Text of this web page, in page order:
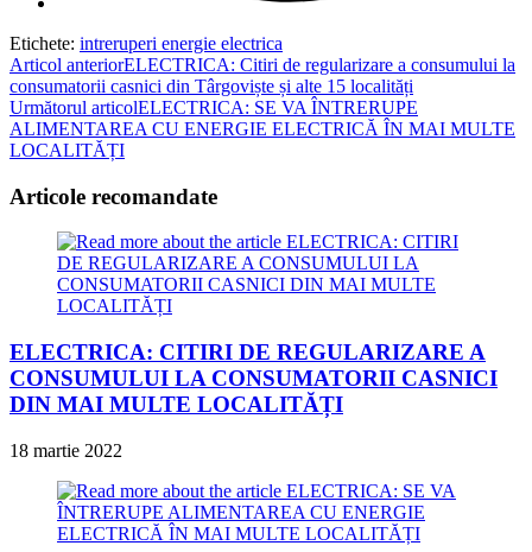
Etichete: intreruperi energie electrica
Read
more
articles
Articol anteriorELECTRICA: Citiri de regularizare a consumului la
consumatorii casnici din Târgoviște și alte 15 localități
Următorul articolELECTRICA: SE VA ÎNTRERUPE
ALIMENTAREA CU ENERGIE ELECTRICĂ ÎN MAI MULTE
LOCALITĂȚI
Articole recomandate
ELECTRICA: CITIRI DE REGULARIZARE A
CONSUMULUI LA CONSUMATORII CASNICI
DIN MAI MULTE LOCALITĂȚI
18 martie 2022